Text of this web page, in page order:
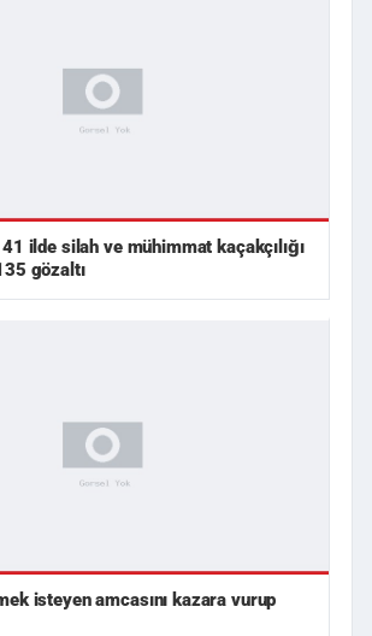
ilde silah ve mühimmat kaçakçılığı
gözaltı
isteyen amcasını kazara vurup